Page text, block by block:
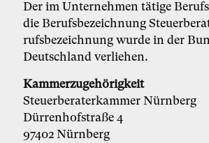
Der im Un­ter­neh­men tä­ti­ge
die Be­rufs­be­zeich­nung
rufs­be­zeich­nung wur­de in der
Deutsch­land ver­lie­hen.
Kam­mer­zu­ge­hö­rig­keit
Steu­er­be­ra­ter­kam­mer Nürn­berg
Dür­ren­hof­stra­ße 4
97402 Nürn­berg